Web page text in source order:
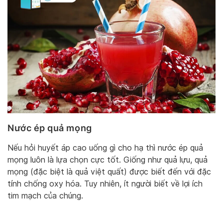
Nước ép quả mọng
Nếu hỏi huyết áp cao uống gì cho hạ thì nước ép quả
mọng luôn là lựa chọn cực tốt. Giống như quả lựu, quả
mọng (đặc biệt là quả việt quất) được biết đến với đặc
tính chống oxy hóa. Tuy nhiên, ít người biết về lợi ích
tim mạch của chúng.